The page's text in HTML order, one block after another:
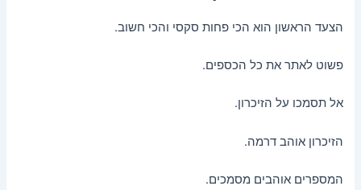
הצעד הראשון הוא הכי פחות סקסי והכי חשוב.
פשוט לאתר את כל הכספים.
אל תסמכו על הזיכרון.
הזיכרון אוהב דרמה.
המספרים אוהבים מסמכים.